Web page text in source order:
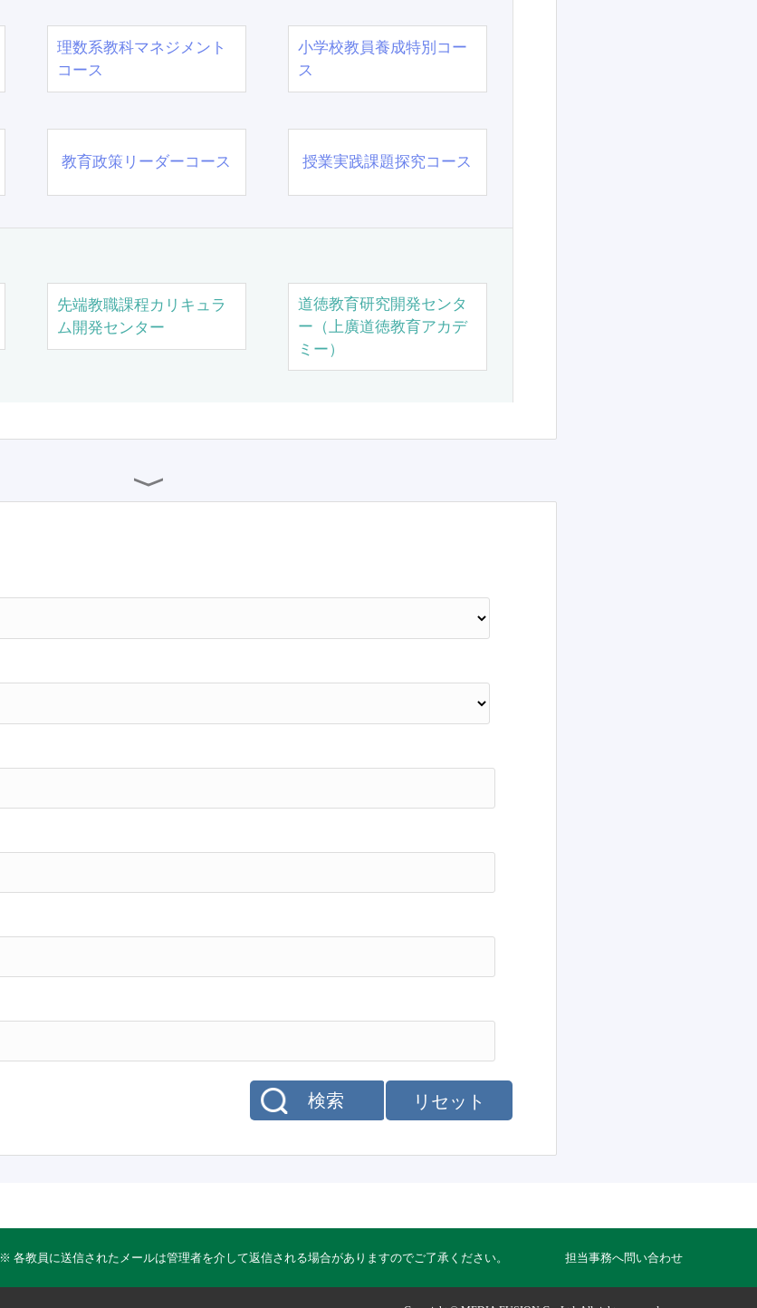
理数系教科マネジメント
コース
小学校教員養成特別コー
ス
教育政策リーダーコース 授業実践課題探究コース
先端教職課程カリキュラ
ム開発センター
道徳教育研究開発センタ
ー（上廣道徳教育アカデ
ミー）
リセット
検索
※ 各教員に送信されたメールは管理者を介して返信される場合がありますのでご了承ください。 担当事務へ問い合わせ